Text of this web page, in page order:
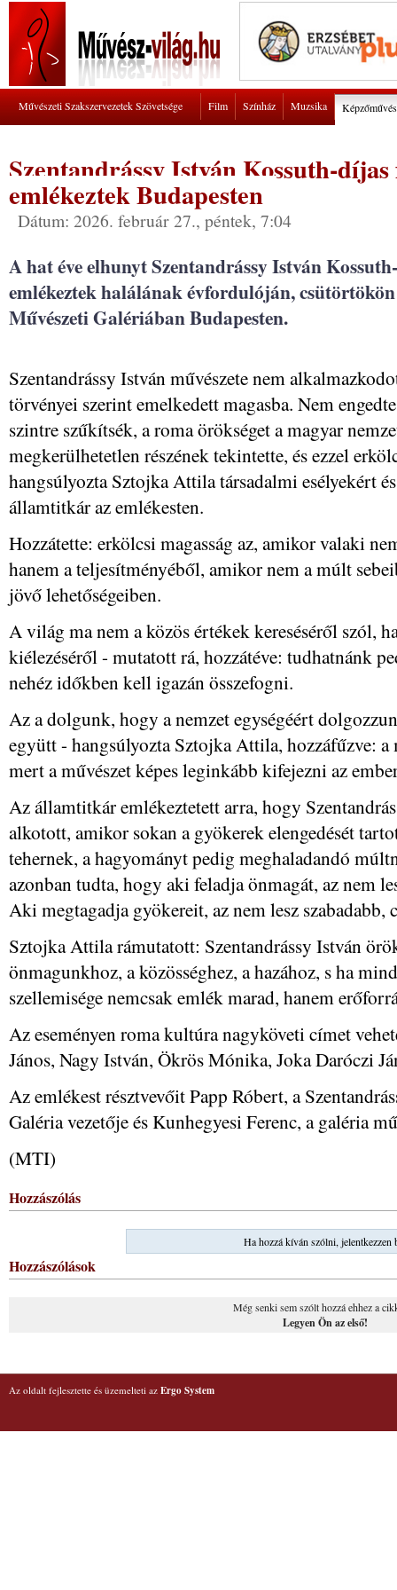
Művészeti Szakszervezetek Szövetsége Film Színház Muzsika
Szentandrássy István Kossuth-díjas
emlékeztek Budapesten
Dátum: 2026. február 27., péntek, 7:04
A hat éve elhunyt Szentandrássy István
emlékeztek halálának évfordulóján,
Művészeti Galériában Budapesten.
Szentandrássy István művészete nem
törvényei szerint emelkedett magasba. Nem
szintre szűkítsék, a roma örökséget a magyar
megkerülhetetlen részének tekintette, és ezzel
hangsúlyozta Sztojka Attila társadalmi esélyekért
államtitkár az emlékesten.
Hozzátette: erkölcsi magasság az, amikor valaki
hanem a teljesítményéből, amikor nem a múlt
jövő lehetőségeiben.
A világ ma nem a közös értékek kereséséről szól,
kiélezéséről - mutatott rá, hozzátéve: tudhatnánk
nehéz időkben kell igazán összefogni.
Az a dolgunk, hogy a nemzet egységéért
együtt - hangsúlyozta Sztojka Attila, hozzáfűzve: a
mert a művészet képes leginkább kifejezni az
Az államtitkár emlékeztetett arra, hogy
alkotott, amikor sokan a gyökerek elengedését
tehernek, a hagyományt pedig meghaladandó
azonban tudta, hogy aki feladja önmagát, az nem
Aki megtagadja gyökereit, az nem lesz
Sztojka Attila rámutatott: Szentandrássy István
önmagunkhoz, a közösséghez, a hazához, s ha
szellemisége nemcsak emlék marad, hanem
Az eseményen roma kultúra nagyköveti címet
János, Nagy István, Ökrös Mónika, Joka Daróczi
Az emlékest résztvevőit Papp Róbert, a
Galéria vezetője és Kunhegyesi Ferenc, a galéria
(MTI)
Hozzászólás
Ha hozzá kíván szólni, jelentkezzen
Hozzászólások
Még senki sem szólt hozzá ehhez a
Legyen Ön az első!
Az oldalt fejlesztette és üzemelteti az Ergo System